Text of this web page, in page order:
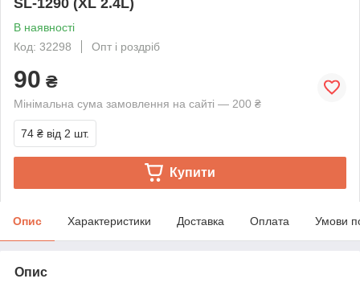
В наявності
Код: 32298
Опт і роздріб
90 ₴
Мінімальна сума замовлення на сайті — 200 ₴
74 ₴ від 2 шт.
Купити
Опис Характеристики Доставка Оплата Умови
Опис